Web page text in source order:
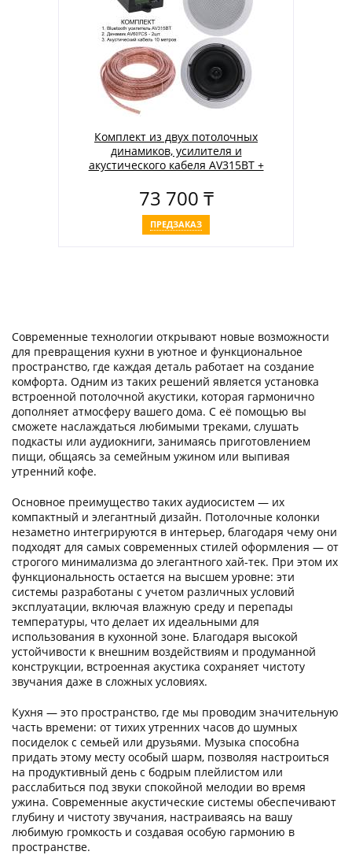
Комплект из двух потолочных
динамиков, усилителя и
акустического кабеля AV315BT +
73 700 ₸
ПРЕДЗАКАЗ
Современные технологии открывают новые возможности
для превращения кухни в уютное и функциональное
пространство, где каждая деталь работает на создание
комфорта. Одним из таких решений является установка
встроенной потолочной акустики, которая гармонично
дополняет атмосферу вашего дома. С её помощью вы
сможете наслаждаться любимыми треками, слушать
подкасты или аудиокниги, занимаясь приготовлением
пищи, общаясь за семейным ужином или выпивая
утренний кофе.
Основное преимущество таких аудиосистем — их
компактный и элегантный дизайн. Потолочные колонки
незаметно интегрируются в интерьер, благодаря чему они
подходят для самых современных стилей оформления — от
строгого минимализма до элегантного хай-тек. При этом их
функциональность остается на высшем уровне: эти
системы разработаны с учетом различных условий
эксплуатации, включая влажную среду и перепады
температуры, что делает их идеальными для
использования в кухонной зоне. Благодаря высокой
устойчивости к внешним воздействиям и продуманной
конструкции, встроенная акустика сохраняет чистоту
звучания даже в сложных условиях.
Кухня — это пространство, где мы проводим значительную
часть времени: от тихих утренних часов до шумных
посиделок с семьей или друзьями. Музыка способна
придать этому месту особый шарм, позволяя настроиться
на продуктивный день с бодрым плейлистом или
расслабиться под звуки спокойной мелодии во время
ужина. Современные акустические системы обеспечивают
глубину и чистоту звучания, настраиваясь на вашу
любимую громкость и создавая особую гармонию в
пространстве.